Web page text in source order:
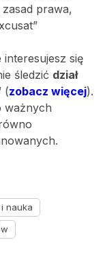
prawa,
interesujesz się
śledzić dział
(zobacz więcej).
ważnych
nauka